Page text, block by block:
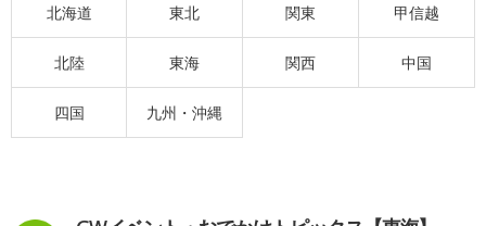
北海道 東北 関東 甲信越
北陸 東海 関西 中国
四国 九州・沖縄